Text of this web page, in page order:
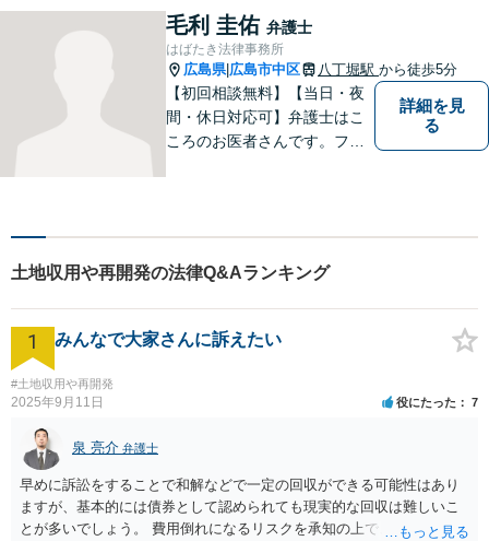
毛利 圭佑 弁護士
はばたき法律事務所
広島県| 広島市中区 八丁堀駅 から徒歩5分
【初回相談無料】【当日・夜
間・休日対応可】弁護士はこ
ころのお医者さんです。フッ
詳細を見
る
土地収用や再開発の法律Q&Aランキング
1 みんなで大家さんに訴えたい
#土地収用や再開発
2025年9月11日 役にたった 7
泉 亮介 弁護士
早めに訴訟をすることで和解などで一定の回収ができる可能性はあり
ますが、基本的には債券として認められても現実的な回収は難しいこ
とが多いでしょう。 費用倒れになるリスクを承知の上で、やるだけや